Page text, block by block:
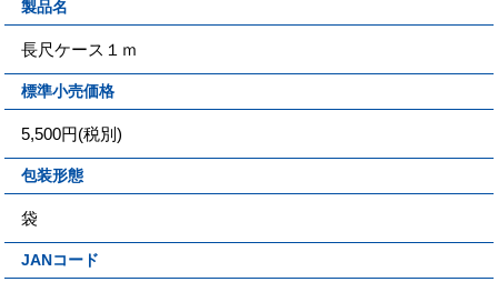
製品名
長尺ケース１ｍ
標準小売価格
5,500円(税別)
包装形態
袋
JANコード